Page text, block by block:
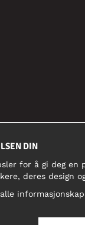
DIN
for å gi deg en
deres design